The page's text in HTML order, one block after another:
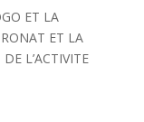
ET LA
ET LA
L’ACTIVITE